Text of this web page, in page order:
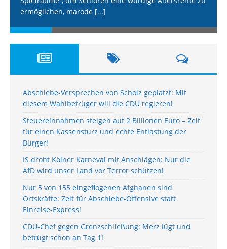
ermöglichen, marode [...]
Abschiebe-Versprechen von Scholz geplatzt: Mit
diesem Wahlbetrüger will die CDU regieren!
Steuereinnahmen steigen auf 2 Billionen Euro – Zeit
für einen Kassensturz und echte Entlastung der
Bürger!
IS droht Kölner Karneval mit Anschlägen: Nur die
AfD wird unser Land vor Terror schützen!
Nur 5 von 155 eingeflogenen Afghanen sind
Ortskräfte: Zeit für Abschiebe-Offensive statt
Einreise-Express!
CDU-Chef gegen Grenzschließung: Merz lügt und
betrügt schon an Tag 1!